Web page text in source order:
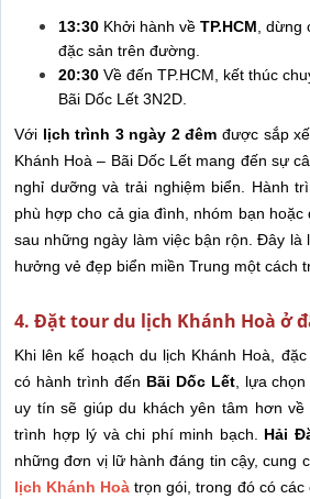
13:30 Khởi hành về TP.HCM ,
đặc sản trên đường.
20:30 Về đến TP.HCM, kết thúc
Bãi Dốc Lết 3N2D.
Với lịch trình 3 ngày 2 đêm được sắp
Khánh Hoà – Bãi Dốc Lết mang đến sự
nghỉ dưỡng và trải nghiệm biển. Hành
phù hợp cho cả gia đình, nhóm bạn hoặc
sau những ngày làm việc bận rộn. Đây là
hưởng vẻ đẹp biển miền Trung một cách
4. Đặt tour du lịch Khánh Hoà ở
Khi lên kế hoạch du lịch Khánh Hoà,
có hành trình đến Bãi Dốc Lết, lựa
uy tín sẽ giúp du khách yên tâm hơn
trình hợp lý và chi phí minh bạch. Hải
những đơn vị lữ hành đáng tin cậy, cung
lịch Khánh Hoà trọn gói, trong đó có